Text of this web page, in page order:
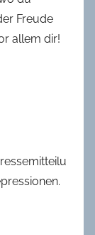
Freude
allem dir!